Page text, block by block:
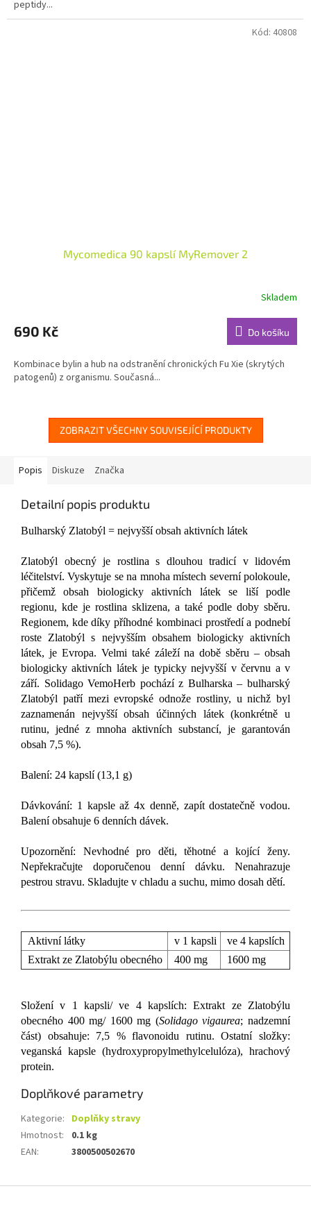
hvězdiček.
peptidy...
Mycomedica 90 kapslí MyRemover 2
produktu
je
z
5
Skladem
690 Kč Do košíku
Kombinace bylin a hub na odstranění chronických Fu Xie (skrytých
patogenů) z organismu. Současná...
Kód: 40808
ZOBRAZIT VŠECHNY SOUVISEJÍCÍ PRODUKTY
Popis Diskuze Značka
Detailní popis produktu
Bulharský Zlatobýl = nejvyšší obsah aktivních látek
Zlatobýl obecný je rostlina s dlouhou tradicí v lidovém
léčitelství. Vyskytuje se na mnoha místech severní polokoule,
přičemž obsah biologicky aktivních látek se liší podle
regionu, kde je rostlina sklizena, a také podle doby sběru.
Regionem, kde díky příhodné kombinaci prostředí a podnebí
roste Zlatobýl s nejvyšším obsahem biologicky aktivních
látek, je Evropa. Velmi také záleží na době sběru – obsah
biologicky aktivních látek je typicky nejvyšší v červnu a v
září. Solidago VemoHerb pochází z Bulharska – bulharský
Zlatobýl patří mezi evropské odnože rostliny, u nichž byl
zaznamenán nejvyšší obsah účinných látek (konkrétně u
rutinu, jedné z mnoha aktivních substancí, je garantován
obsah 7,5 %).
Balení: 24 kapslí (13,1 g)
Dávkování: 1 kapsle až 4x denně, zapít dostatečně vodou.
Balení obsahuje 6 denních dávek.
Upozornění: Nevhodné pro děti, těhotné a kojící ženy.
Nepřekračujte doporučenou denní dávku. Nenahrazuje
pestrou stravu. Skladujte v chladu a suchu, mimo dosah dětí.
Aktivní látky v 1 kapsli
ve 4 kapslích
Extrakt ze Zlatobýlu obecného
400 mg 1600 mg
Složení v 1 kapsli/ ve 4 kapslích: Extrakt ze Zlatobýlu
obecného 400 mg/ 1600 mg (Solidago vigaurea; nadzemní
část) obsahuje: 7,5 % flavonoidu rutinu. Ostatní složky:
veganská kapsle (hydroxypropylmethylcelulóza), hrachový
protein.
Doplňkové parametry
Kategorie: Doplňky stravy
Hmotnost:
0.1 kg
EAN: 3800500502670